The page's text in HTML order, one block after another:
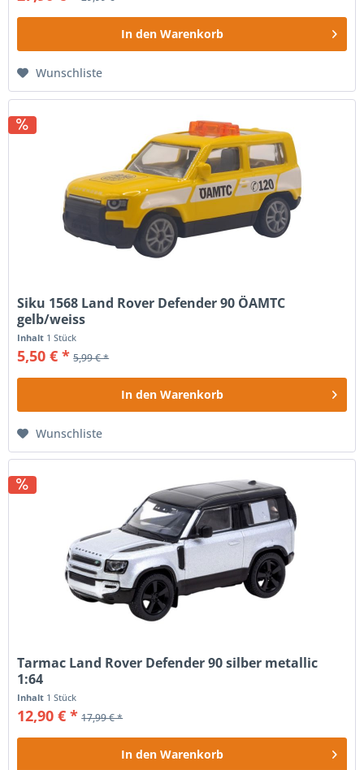
In den Warenkorb
Wunschliste
Siku 1568 Land Rover Defender 90 ÖAMTC
gelb/weiss
Inhalt 1 Stück
5,50 € * 5,99 € *
In den Warenkorb
Wunschliste
Tarmac Land Rover Defender 90 silber metallic
1:64
Inhalt 1 Stück
12,90 € * 17,99 € *
In den Warenkorb